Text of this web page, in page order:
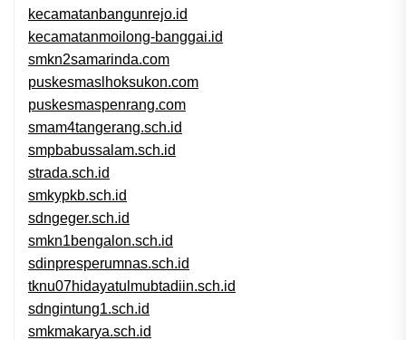
kecamatanbangunrejo.id
kecamatanmoilong-banggai.id
smkn2samarinda.com
puskesmaslhoksukon.com
puskesmaspenrang.com
smam4tangerang.sch.id
smpbabussalam.sch.id
strada.sch.id
smkypkb.sch.id
sdngeger.sch.id
smkn1bengalon.sch.id
sdinpresperumnas.sch.id
tknu07hidayatulmubtadiin.sch.id
sdngintung1.sch.id
smkmakarya.sch.id